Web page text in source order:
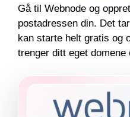
Gå til Webnode og
postadressen din. Det
kan starte helt gratis og
trenger ditt eget